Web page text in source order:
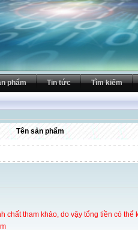
phẩm Tin tức Tìm kiếm
Tên sản phẩm
chất tham khảo, do vậy tổng tiền có